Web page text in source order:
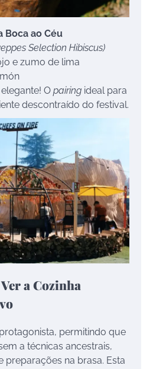
Boca ao Céu
Selection Hibiscus)
e zumo de lima
O pairing ideal para
descontraído do festival.
a Cozinha
permitindo que
a técnicas ancestrais,
preparações na brasa. Esta